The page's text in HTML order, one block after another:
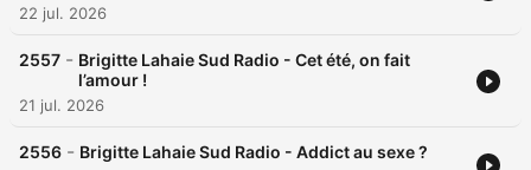
22 jul. 2026
2557 - Brigitte Lahaie Sud Radio - Cet été, on fait
l’amour !
21 jul. 2026
2556 - Brigitte Lahaie Sud Radio - Addict au sexe ?